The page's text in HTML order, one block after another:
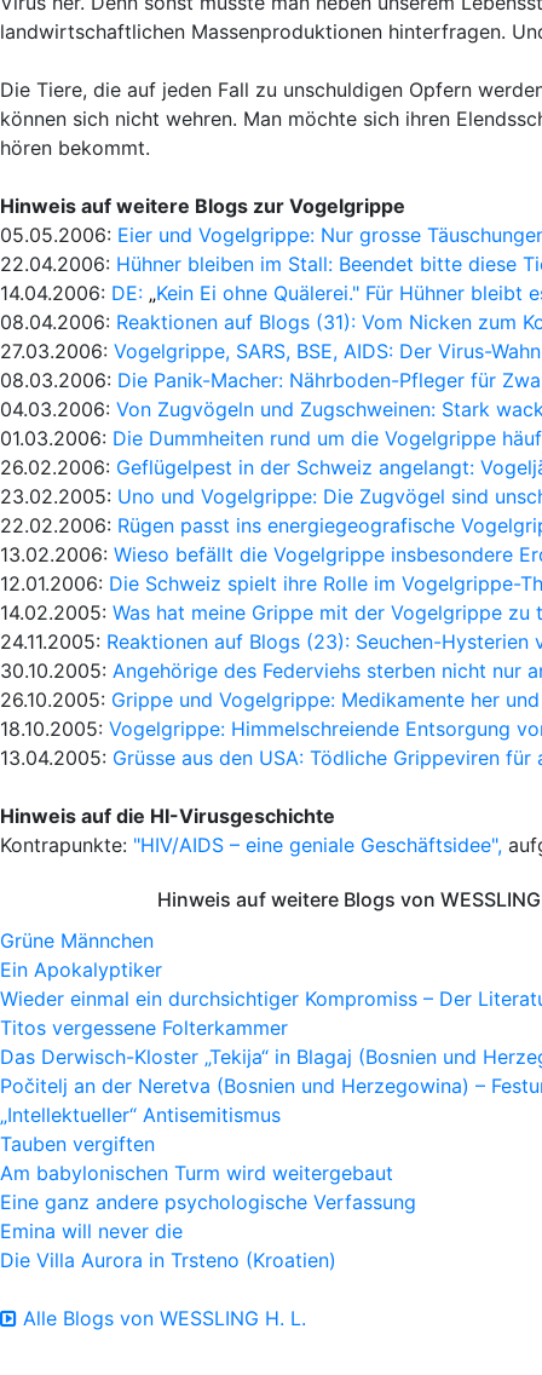
landwirtschaftlichen Massenproduktionen hinterfragen.
Die Tiere, die auf jeden Fall zu unschuldigen Opfern
können sich nicht wehren. Man möchte sich ihren
hören bekommt.
Hinweis auf weitere Blogs zur Vogelgrippe
05.05.2006: Eier und Vogelgrippe: Nur grosse
22.04.2006: Hühner bleiben im Stall: Beendet bitte diese
14.04.2006: DE: „Kein Ei ohne Quälerei." Für Hühner bleibt
08.04.2006: Reaktionen auf Blogs (31): Vom Nicken zum
27.03.2006: Vogelgrippe, SARS, BSE, AIDS: Der Virus-
08.03.2006: Die Panik-Macher: Nährboden-Pfleger für
04.03.2006: Von Zugvögeln und Zugschweinen: Stark
01.03.2006: Die Dummheiten rund um die Vogelgrippe
26.02.2006: Geflügelpest in der Schweiz angelangt:
23.02.2005: Uno und Vogelgrippe: Die Zugvögel sind
22.02.2006: Rügen passt ins energiegeografische
13.02.2006: Wieso befällt die Vogelgrippe insbesondere
12.01.2006: Die Schweiz spielt ihre Rolle im Vogelgrippe-
14.02.2005: Was hat meine Grippe mit der Vogelgrippe zu
24.11.2005: Reaktionen auf Blogs (23): Seuchen-Hysterien
30.10.2005: Angehörige des Federviehs sterben nicht nur
26.10.2005: Grippe und Vogelgrippe: Medikamente her
18.10.2005: Vogelgrippe: Himmelschreiende Entsorgung
13.04.2005: Grüsse aus den USA: Tödliche Grippeviren für
Hinweis auf die HI-Virusgeschichte
Kontrapunkte: "HIV/AIDS – eine geniale Geschäftsidee",
Hinweis auf weitere Blogs von
Grüne Männchen
Ein Apokalyptiker
Wieder einmal ein durchsichtiger Kompromiss – Der
Titos vergessene Folterkammer
Das Derwisch-Kloster „Tekija“ in Blagaj (Bosnien und
Počitelj an der Neretva (Bosnien und Herzegowina) –
„Intellektueller“ Antisemitismus
Tauben vergiften
Am babylonischen Turm wird weitergebaut
Eine ganz andere psychologische Verfassung
Emina will never die
Die Villa Aurora in Trsteno (Kroatien)
Alle Blogs von WESSLING H. L.